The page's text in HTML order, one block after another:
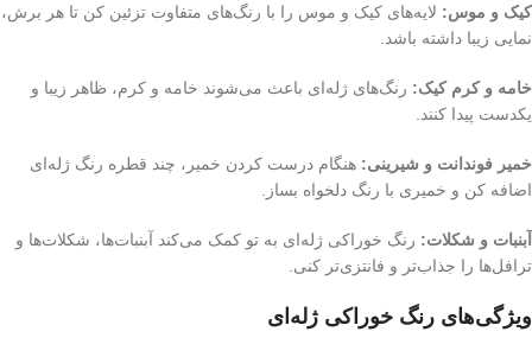
کیک و موس: لایه‌های کیک و موس را با رنگ‌های متفاوت تزئین کن تا هر برش،
نمایی زیبا داشته باشد.
خامه و کرم کیک: رنگ‌های ژله‌ای باعث می‌شوند خامه و کرم، ظاهر زیبا و
یکدست پیدا کنند.
خمیر فوندانت و شیرینی: هنگام درست کردن خمیر، چند قطره رنگ ژله‌ای
اضافه کن و خمیری با رنگ دلخواه بساز.
آبنبات و شکلات: رنگ خوراکی ژله‌ای به تو کمک می‌کند آبنبات‌ها، شکلات‌ها و
ترافل‌ها را جذاب‌تر و فانتزی‌تر کنی.
ویژگی‌های رنگ خوراکی ژله‌ای